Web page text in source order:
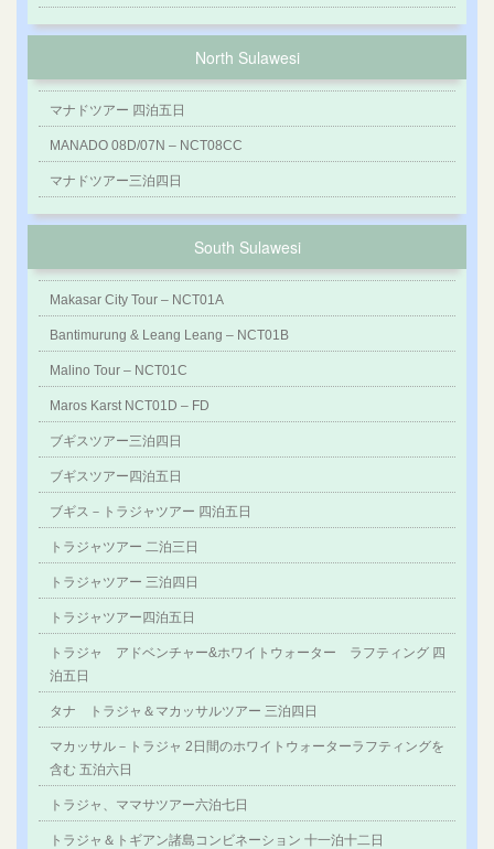
North Sulawesi
マナドツアー 四泊五日
MANADO 08D/07N – NCT08CC
マナドツアー三泊四日
South Sulawesi
Makasar City Tour – NCT01A
Bantimurung & Leang Leang – NCT01B
Malino Tour – NCT01C
Maros Karst NCT01D – FD
ブギスツアー三泊四日
ブギスツアー四泊五日
ブギス－トラジャツアー 四泊五日
トラジャツアー 二泊三日
トラジャツアー 三泊四日
トラジャツアー四泊五日
トラジャ アドベンチャー&ホワイトウォーター ラフティング 四
泊五日
タナ トラジャ＆マカッサルツアー 三泊四日
マカッサル－トラジャ 2日間のホワイトウォーターラフティングを
含む 五泊六日
トラジャ、ママサツアー六泊七日
トラジャ＆トギアン諸島コンビネーション 十一泊十二日